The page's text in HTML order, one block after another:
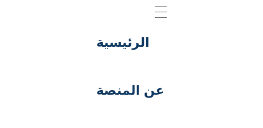
الرئيسية
عن المنصة